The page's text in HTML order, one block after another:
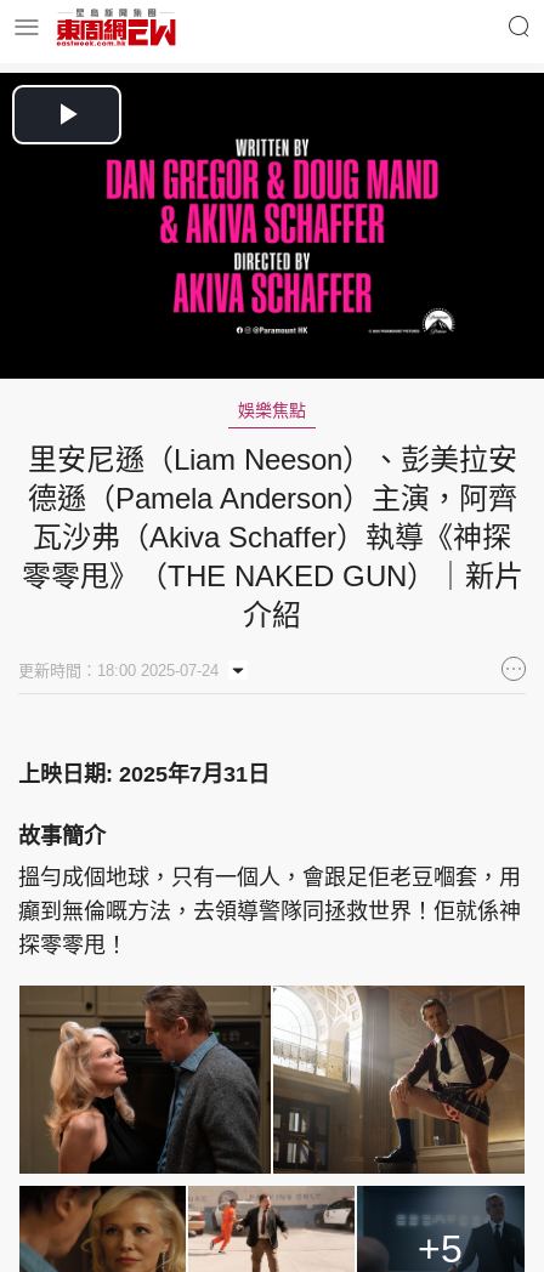
東周Ladies 優享生活
玄學靈異 東周專欄
集團旗下品牌
PCM 電腦廣場
頭條日報
親子王 Oh!爸媽 JobMarket
頭條搵工 EDUPLUS
Play
Video
娛樂焦點
里安尼遜（Liam Neeson）、彭美拉安
德遜（Pamela Anderson）主演，阿齊
瓦沙弗（Akiva Schaffer）執導《神探
零零甩》（THE NAKED GUN）｜新片
介紹
更新時間：18:00 2025-07-24
上映日期: 2025年7月31日
故事簡介
搵勻成個地球，只有一個人，會跟足佢老豆嗰套，用
癲到無倫嘅方法，去領導警隊同拯救世界！佢就係神
探零零甩！
+5